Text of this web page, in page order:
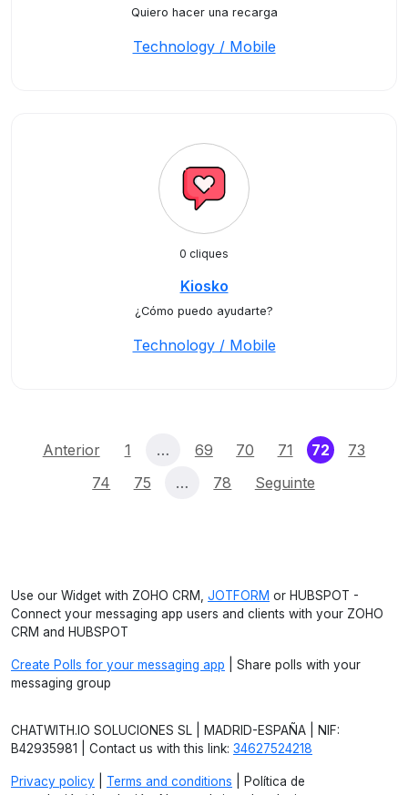
Quiero hacer una recarga
Technology / Mobile
0 cliques
Kiosko
¿Cómo puedo ayudarte?
Technology / Mobile
Anterior 1 … 69 70 71 72(current)
73
74
75 … 78 Seguinte
Use our Widget with ZOHO CRM, JOTFORM or HUBSPOT -
Connect your messaging app users and clients with your ZOHO
CRM and HUBSPOT
Create Polls for your messaging app | Share polls with your
messaging group
CHATWITH.IO SOLUCIONES SL | MADRID-ESPAÑA | NIF:
B42935981 | Contact us with this link: 34627524218
Privacy policy Terms and conditions | Política de